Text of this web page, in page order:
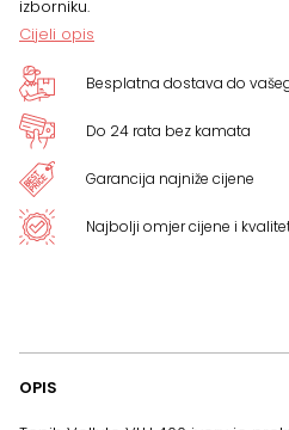
količina
izborniku.
Cijeli opis
Besplatna dostava do
Do 24 rata bez kamata
Garancija najniže cijene
Najbolji omjer cijene i
OPIS